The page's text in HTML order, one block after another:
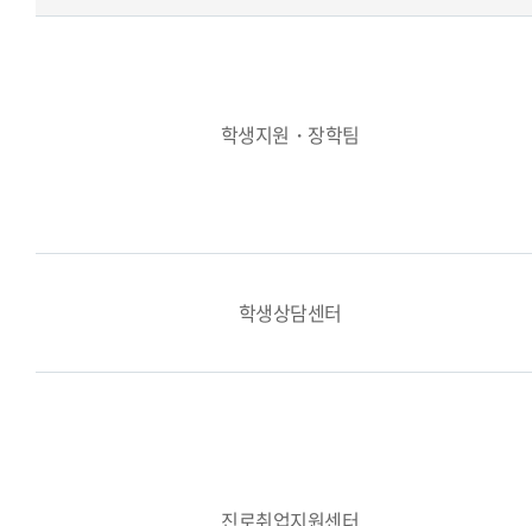
학생지원・장학팀
학생상담센터
진로취업지원센터